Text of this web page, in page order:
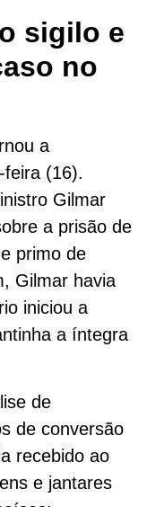
sigilo e
no
a
feira (16).
Gilmar
a prisão de
primo de
Gilmar havia
iniciou a
a íntegra
de
de conversão
recebido ao
e jantares